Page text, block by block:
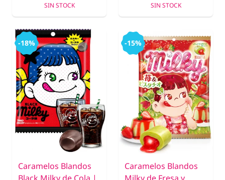
SIN STOCK SIN STOCK
-18%
Caramelos Blandos
-15%
Caramelos Blandos